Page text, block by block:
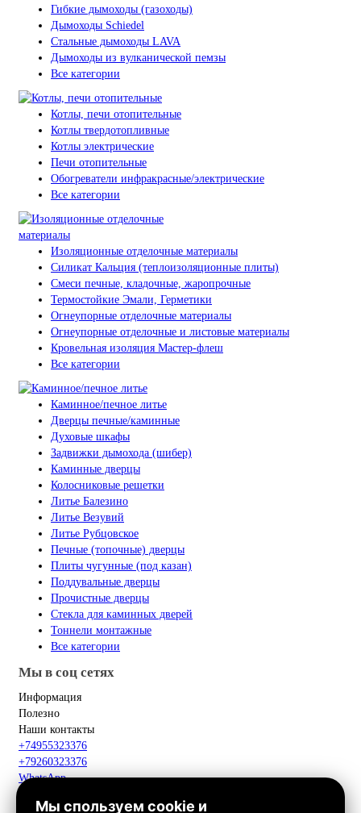
Гибкие дымоходы (газоходы)
Дымоходы Schiedel
Стальные дымоходы LAVA
Дымоходы из вулканической пемзы
Все категории
Котлы, печи отопительные
Котлы твердотопливные
Котлы электрические
Печи отопительные
Обогреватели инфракрасные/электрические
Все категории
Изоляционные отделочные материалы
Силикат Кальция (теплоизоляционные плиты)
Смеси печные, кладочные, жаропрочные
Термостойкие Эмали, Герметики
Огнеупорные отделочные материалы
Огнеупорные отделочные и листовые материалы
Кровельная изоляция Мастер-флеш
Все категории
Каминное/печное литье
Дверцы печные/каминные
Духовые шкафы
Задвижки дымохода (шибер)
Каминные дверцы
Колосниковые решетки
Литье Балезино
Литье Везувий
Литье Рубцовское
Печные (топочные) дверцы
Плиты чугунные (под казан)
Поддувальные дверцы
Прочистные дверцы
Стекла для каминных дверей
Тоннели монтажные
Все категории
Мы в соц сетях
Информация
Полезно
Наши контакты
+74955323376
+79260323376
WhatsApp
Макс
Мы спользуем cookie и